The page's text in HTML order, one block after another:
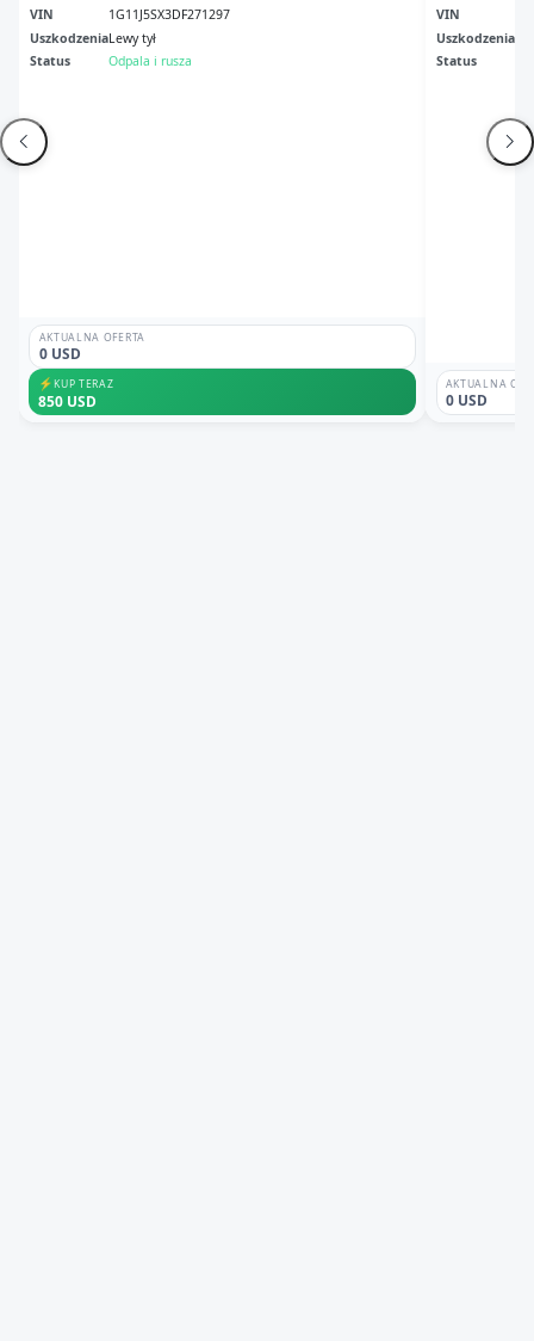
VIN
1G11J5SX3DF271297
UszkodzeniaLewy tył
Status
Odpala i rusza
AKTUALNA OFERTA
0 USD
⚡KUP TERAZ
850 USD
VIN
Uszkodzenia
Status
AKTUALNA
0 USD